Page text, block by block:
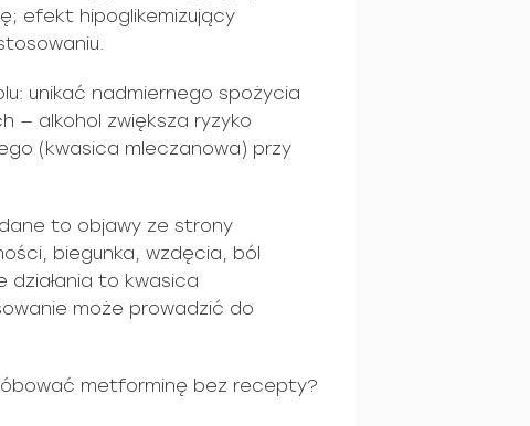
efekt hipoglikemizujący
unikać nadmiernego spożycia
— alkohol zwiększa ryzyko
(kwasica mleczanowa) przy
to objawy ze strony
biegunka, wzdęcia, ból
działania to kwasica
może prowadzić do
metforminę bez recepty?